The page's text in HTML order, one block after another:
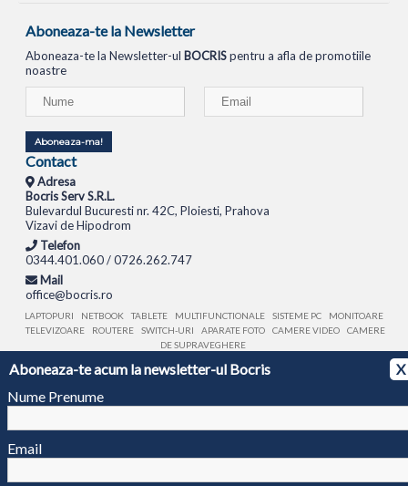
Aboneaza-te acum la newsletter-ul Bocris
X
Nume Prenume
Email
Aboneaza-te la Newsletter
Aboneaza-te la Newsletter-ul BOCRISpentru a afla de promotiile
noastre
Aboneaza-ma!
Contact
Adresa
Bocris Serv S.R.L.
Bulevardul Bucuresti nr. 42C, Ploiesti, Prahova
Vizavi de Hipodrom
Telefon
0344.401.060 / 0726.262.747
Mail
office@bocris.ro
LAPTOPURI NETBOOK TABLETE MULTIFUNCTIONALE SISTEME PC
MONITOARE
TELEVIZOARE
ROUTERE SWITCH-URI APARATE FOTO CAMERE VIDEO
CAMERE
DE SUPRAVEGHERE